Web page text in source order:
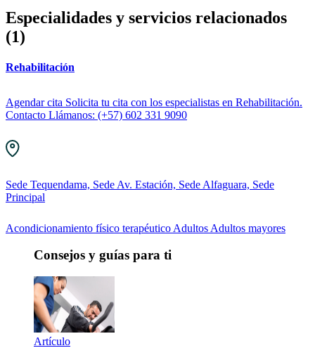
Especialidades y servicios relacionados
(1)
Rehabilitación
Agendar cita Solicita tu cita con los especialistas en Rehabilitación.
Contacto Llámanos: (+57) 602 331 9090
Sede Tequendama, Sede Av. Estación, Sede Alfaguara, Sede
Principal
Acondicionamiento físico terapéutico Adultos Adultos mayores
Consejos y guías para ti
Artículo